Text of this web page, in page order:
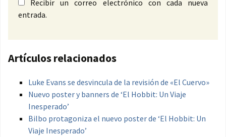
Recibir un correo electrónico con cada nueva
entrada.
Artículos relacionados
Luke Evans se desvincula de la revisión de «El Cuervo»
Nuevo poster y banners de ‘El Hobbit: Un Viaje
Inesperado’
Bilbo protagoniza el nuevo poster de ‘El Hobbit: Un
Viaje Inesperado’